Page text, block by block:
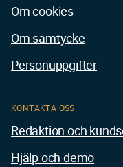
KONTAKTA OSS
Redaktion och
Hjälp och demo
Om cookies
Om samtycke
Personuppgifter